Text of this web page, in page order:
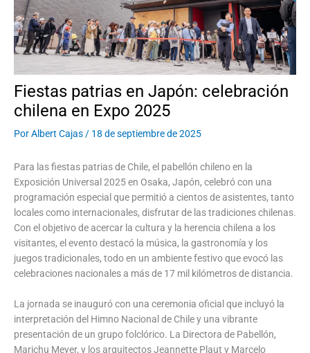
Fiestas patrias en Japón: celebración
chilena en Expo 2025
PorAlbert Cajas / 18 de septiembre de 2025
Para las fiestas patrias de Chile, el pabellón chileno en la
Exposición Universal 2025 en Osaka, Japón, celebró con una
programación especial que permitió a cientos de asistentes, tanto
locales como internacionales, disfrutar de las tradiciones chilenas.
Con el objetivo de acercar la cultura y la herencia chilena a los
visitantes, el evento destacó la música, la gastronomía y los
juegos tradicionales, todo en un ambiente festivo que evocó las
celebraciones nacionales a más de 17 mil kilómetros de distancia.
La jornada se inauguró con una ceremonia oficial que incluyó la
interpretación del Himno Nacional de Chile y una vibrante
presentación de un grupo folclórico. La Directora de Pabellón,
Marichu Meyer, y los arquitectos Jeannette Plaut y Marcelo